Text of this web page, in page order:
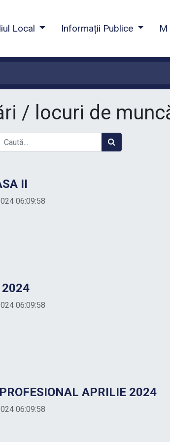
Local Informații Publice M
/ locuri de
II
06:09:58
2024
06:09:58
APRILIE 2024
06:09:58